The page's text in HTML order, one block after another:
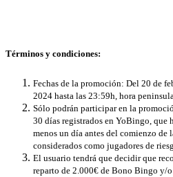
Términos y condiciones:
Fechas de la promoción: Del 20 de
2024 hasta las 23:59h, hora
Sólo podrán participar en la
30 días registrados en YoBingo, que
menos un día antes del comienzo de
considerados como jugadores de
El usuario tendrá que decidir que
reparto de 2.000€ de Bono Bingo y/